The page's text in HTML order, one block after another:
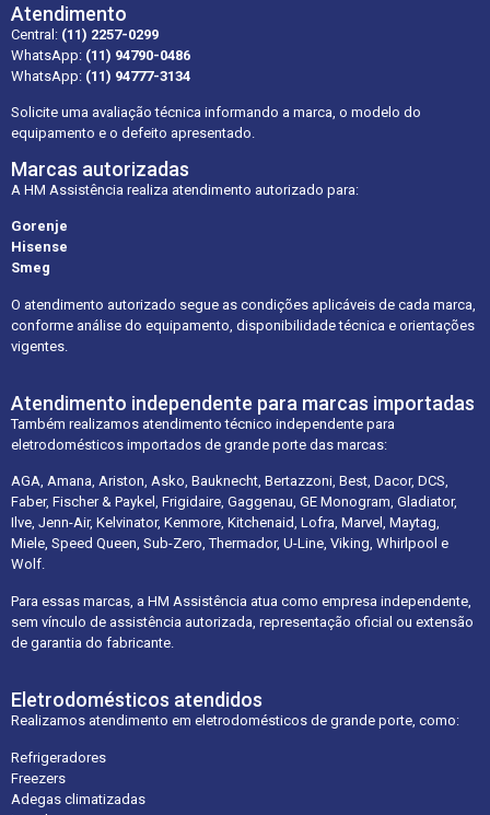
Atendimento
Central: (11) 2257-0299
WhatsApp: (11) 94790-0486
WhatsApp: (11) 94777-3134
Solicite uma avaliação técnica informando a marca, o modelo do
equipamento e o defeito apresentado.
Marcas autorizadas
A HM Assistência realiza atendimento autorizado para:
Gorenje
Hisense
Smeg
O atendimento autorizado segue as condições aplicáveis de cada marca,
conforme análise do equipamento, disponibilidade técnica e orientações
vigentes.
Atendimento independente para marcas importadas
Também realizamos atendimento técnico independente para
eletrodomésticos importados de grande porte das marcas:
AGA, Amana, Ariston, Asko, Bauknecht, Bertazzoni, Best, Dacor, DCS,
Faber, Fischer & Paykel, Frigidaire, Gaggenau, GE Monogram, Gladiator,
Ilve, Jenn-Air, Kelvinator, Kenmore, Kitchenaid, Lofra, Marvel, Maytag,
Miele, Speed Queen, Sub-Zero, Thermador, U-Line, Viking, Whirlpool e
Wolf.
Para essas marcas, a HM Assistência atua como empresa independente,
sem vínculo de assistência autorizada, representação oficial ou extensão
de garantia do fabricante.
Eletrodomésticos atendidos
Realizamos atendimento em eletrodomésticos de grande porte, como:
Refrigeradores
Freezers
Adegas climatizadas